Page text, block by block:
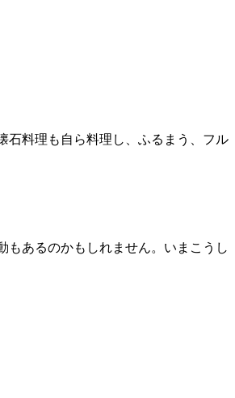
石料理も自ら料理し、ふるまう、フル
もあるのかもしれません。いまこうし